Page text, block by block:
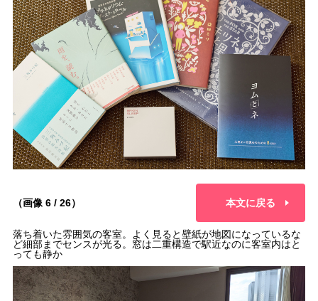
（画像 6 / 26） 本文に戻る
落ち着いた雰囲気の客室。よく見ると壁紙が地図になっているな
ど細部までセンスが光る。窓は二重構造で駅近なのに客室内はと
っても静か